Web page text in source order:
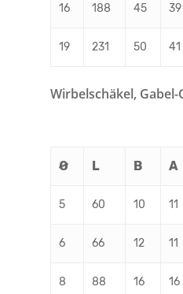
16 188 45 39
19 231 50 41
Wirbelschäkel, Gabel-
Ø L B A
5 60 10 11
6 66 12 11
8 88 16 16